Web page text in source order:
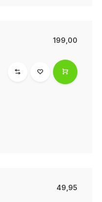
199,00
49,95